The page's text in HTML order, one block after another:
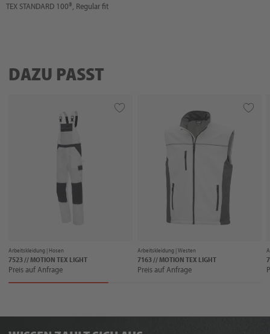
TEX STANDARD 100®, Regular fit
DAZU PASST
Arbeitskleidung | Hosen
7523 // MOTION TEX LIGHT
Preis auf Anfrage
Arbeitskleidung |Westen
7163 // MOTION TEX LIGHT
Preis auf Anfrage